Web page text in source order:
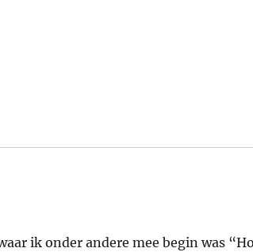
ik onder andere mee begin was